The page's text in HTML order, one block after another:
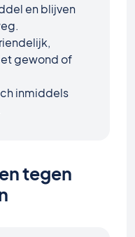
en blijven
gewond of
inmiddels
tegen